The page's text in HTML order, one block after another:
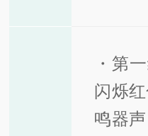
・第
闪烁
鸣器